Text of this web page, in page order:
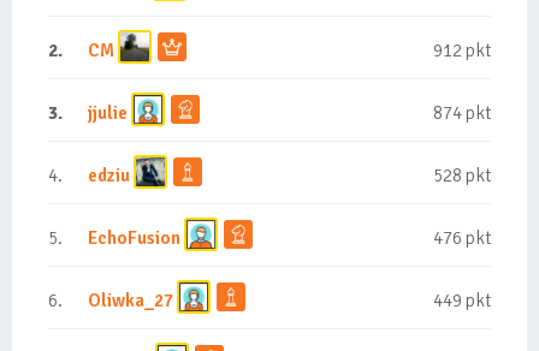
2. CM 912 pkt
3. jjulie 874 pkt
4. edziu 528 pkt
5. EchoFusion 476 pkt
6. Oliwka_27 449 pkt